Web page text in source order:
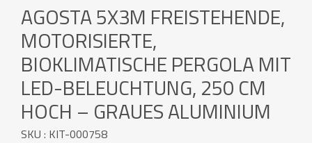
AGOSTA 5X3M FREISTEHENDE,
MOTORISIERTE,
BIOKLIMATISCHE PERGOLA MIT
LED-BELEUCHTUNG, 250 CM
HOCH – GRAUES ALUMINIUM
SKU : KIT-000758